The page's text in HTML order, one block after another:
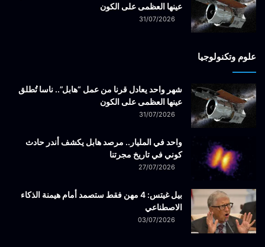
عينها العظمى على الكون
31/07/2026
علوم وتكنولوجيا
شهر واحد يعادل قرنا من عمل “هابل”.. ناسا تُطلق
عينها العظمى على الكون
31/07/2026
واحد في المليار.. مرصد هابل يكشف أندر حادث
كوني في تاريخ مجرتنا
27/07/2026
بيل غيتس: 4 مهن فقط ستصمد أمام هيمنة الذكاء
الاصطناعي
03/07/2026